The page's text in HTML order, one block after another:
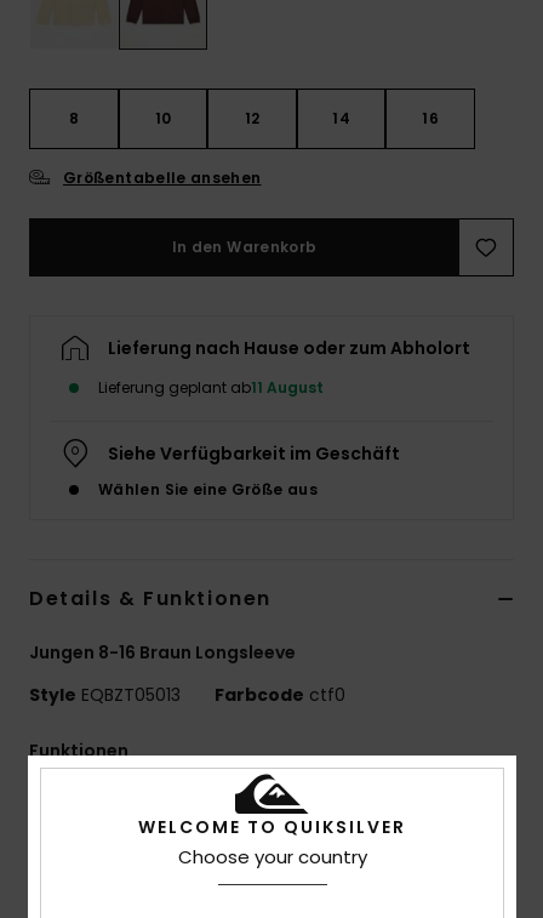
8 10 12 14 16
Größentabelle ansehen
In den Warenkorb
Lieferung nach Hause oder zum Abholort
Lieferung geplant ab11 August
Siehe Verfügbarkeit im Geschäft
Wählen Sie eine Größe aus
Details & Funktionen
Jungen 8-16 Braun Longsleeve
Style EQBZT05013 Farbcode ctf0
Funktionen
25 % recycelte Baumwolle aus Pre-Consumer-
Materialzusammensetzung:70 % Baumwolle, 30 %
WELCOME TO QUIKSILVER
Choose your country